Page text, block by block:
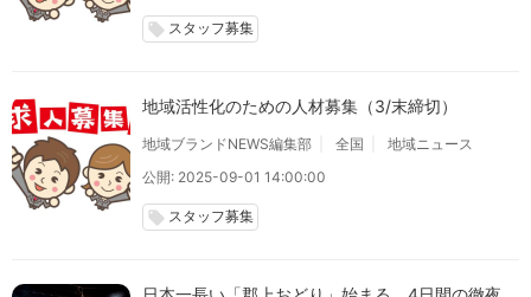
local_offer スタッフ募集
地域活性化のための人材募集（3/末締切）
地域ブランドNEWS編集部 全国
地域ニュース
公開: 2025-09-01 14:00:00
local_offer スタッフ募集